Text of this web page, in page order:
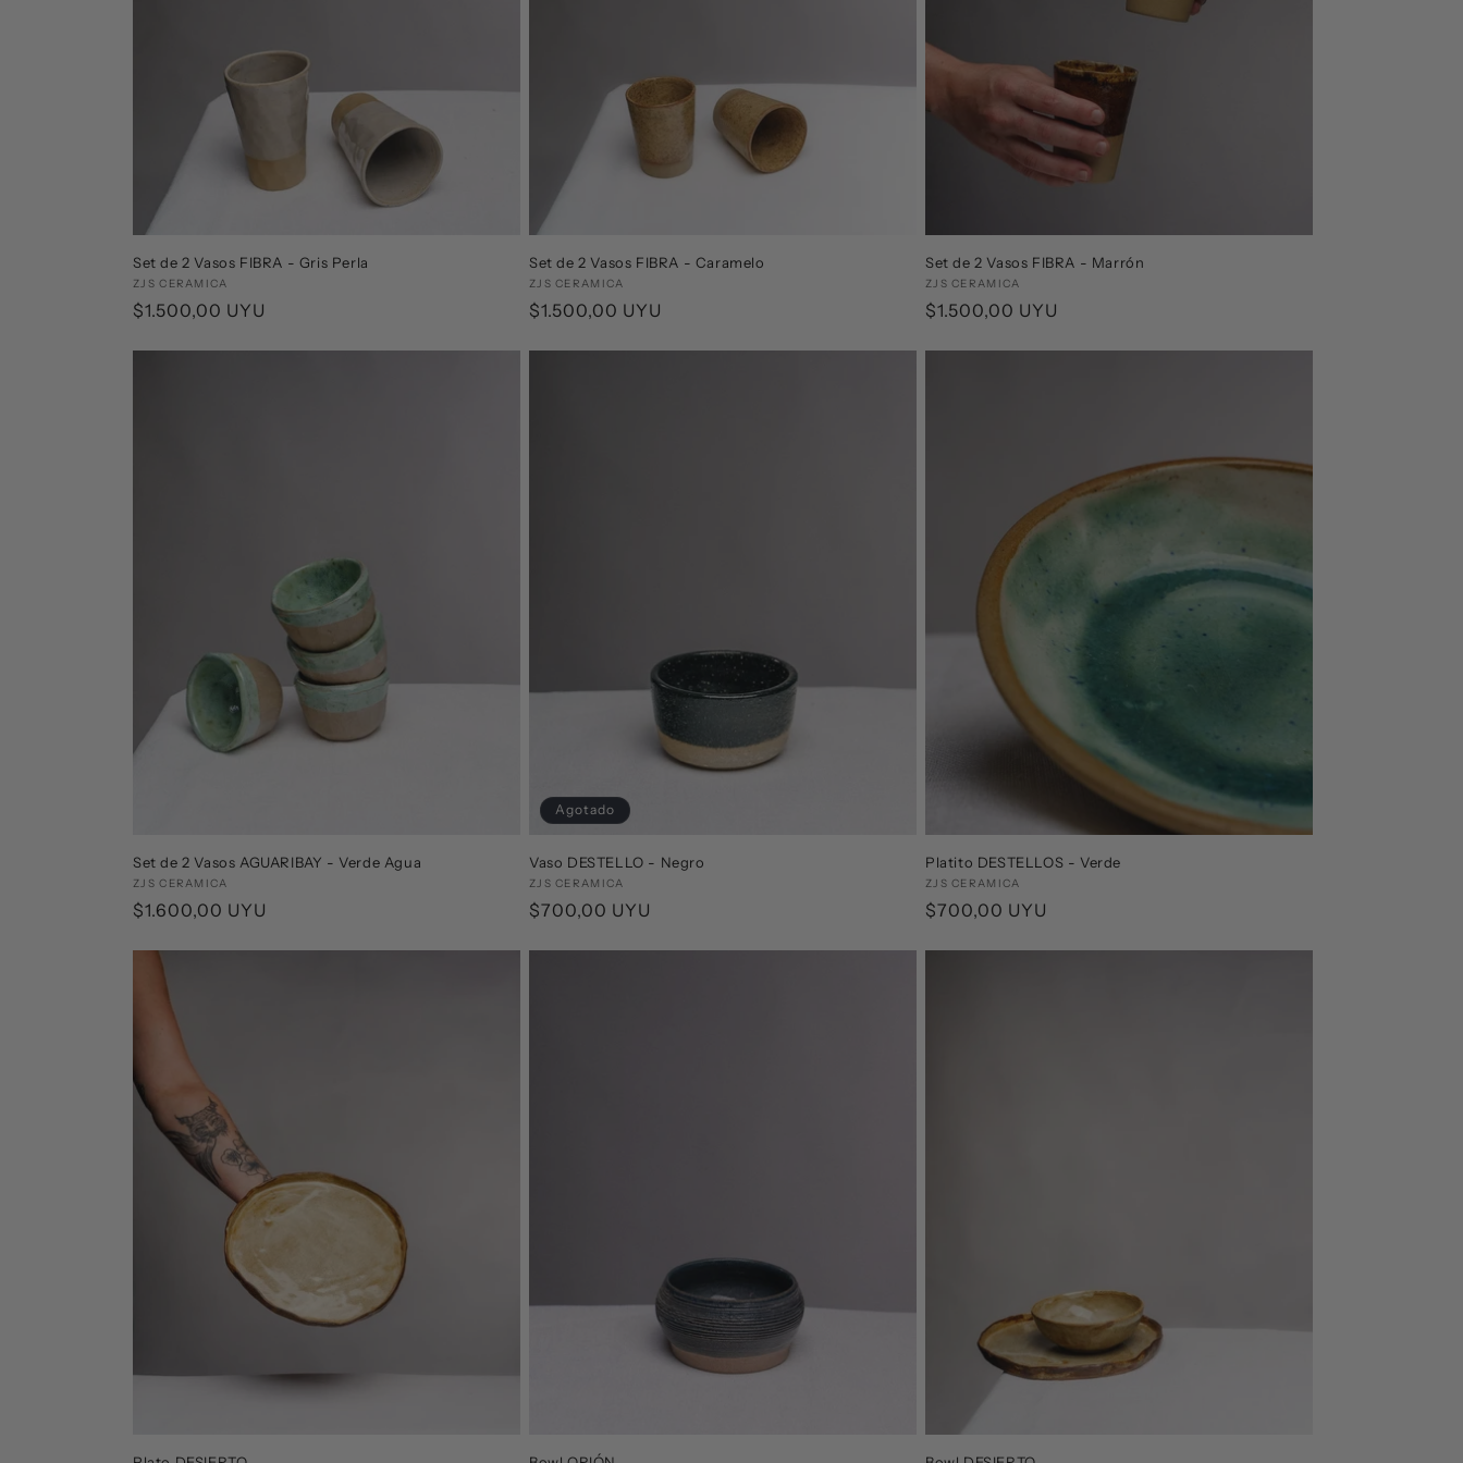
Set de 2 Vasos FIBRA - Gris Perla
Proveedor:
ZJS CERAMICA
Precio
$1.500,00 UYU
Set de 2 Vasos FIBRA - Caramelo
Proveedor:
ZJS CERAMICA
Precio
$1.500,00 UYU
Set de 2 Vasos FIBRA - Marrón
Proveedor:
ZJS CERAMICA
Precio
$1.500,00 UYU
Set de 2 Vasos AGUARIBAY - Verde Agua
Proveedor:
ZJS CERAMICA
Precio
$1.600,00 UYU
Agotado
Vaso DESTELLO - Negro
Proveedor:
ZJS CERAMICA
Precio
$700,00 UYU
Platito DESTELLOS - Verde
Proveedor:
ZJS CERAMICA
Precio
$700,00 UYU